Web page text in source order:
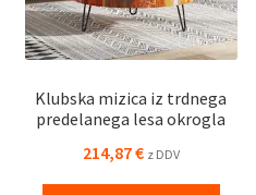
Klubska mizica iz trdnega
predelanega lesa okrogla
214,87€ z DDV